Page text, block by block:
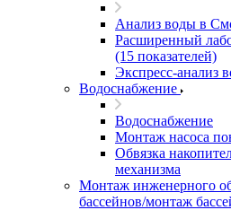
Анализ воды в
Расширенный
(15 показателей)
Экспресс-анализ
Водоснабжение
Водоснабжение
Монтаж насоса
Обвязка
механизма
Монтаж инженерного
бассейнов/монтаж